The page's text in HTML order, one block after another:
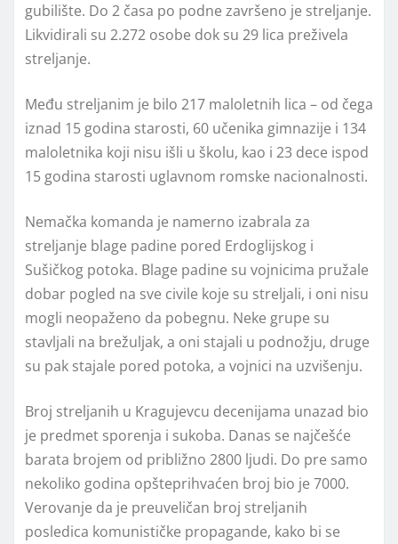
gubilište. Do 2 časa po podne završeno je streljanje.
Likvidirali su 2.272 osobe dok su 29 lica preživela
streljanje.
Među streljanim je bilo 217 maloletnih lica – od čega
iznad 15 godina starosti, 60 učenika gimnazije i 134
maloletnika koji nisu išli u školu, kao i 23 dece ispod
15 godina starosti uglavnom romske nacionalnosti.
Nemačka komanda je namerno izabrala za
streljanje blage padine pored Erdoglijskog i
Sušičkog potoka. Blage padine su vojnicima pružale
dobar pogled na sve civile koje su streljali, i oni nisu
mogli neopaženo da pobegnu. Neke grupe su
stavljali na brežuljak, a oni stajali u podnožju, druge
su pak stajale pored potoka, a vojnici na uzvišenju.
Broj streljanih u Kragujevcu decenijama unazad bio
je predmet sporenja i sukoba. Danas se najčešće
barata brojem od približno 2800 ljudi. Do pre samo
nekoliko godina opšteprihvaćen broj bio je 7000.
Verovanje da je preuveličan broj streljanih
posledica komunističke propagande, kako bi se